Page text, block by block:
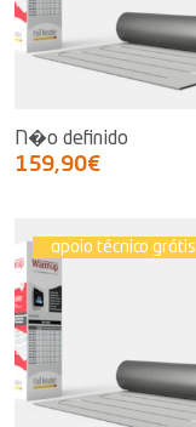
N�o definido
159,90€
apoio técnico grátis